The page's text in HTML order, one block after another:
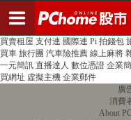
PChome首頁 線上購物 24h購物 書店
買賣租屋 支付連 國際連 Pi 拍錢包
買車 旅行團 汽車險推薦 線上麻將
一元簡訊 直播達人 數位憑證 企業
買網址 虛擬主機 企業郵件
廣
消費
About